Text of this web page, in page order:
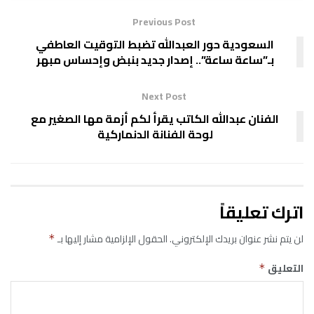
Previous Post
السعودية حور العبدالله تضبط التوقيت العاطفي
بـ”ساعة ساعة”.. إصدار جديد بنبض وإحساس مبهر
Next Post
الفنان عبدالله الكاتب يقرأ لكم أزمة مها الصغير مع
لوحة الفنانة الدنماركية
اترك تعليقاً
لن يتم نشر عنوان بريدك الإلكتروني.الحقول الإلزامية مشار إليها بـ*
التعليق *